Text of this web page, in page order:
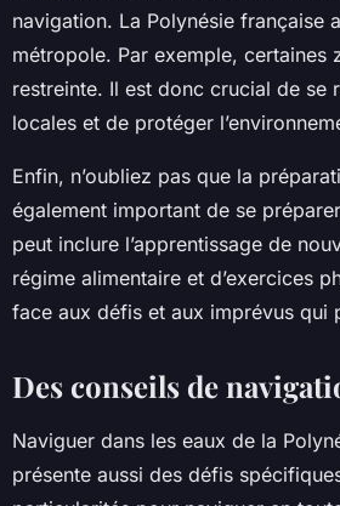
navigation. La Polynésie française
métropole. Par exemple, certaines
restreinte. Il est donc crucial de se
locales et de protéger
Enfin, n’oubliez pas que la
également important de se
peut inclure l’apprentissage de
régime alimentaire et d’exercices
face aux défis et aux imprévus qui
Des conseils de
Naviguer dans les eaux de la
présente aussi des défis